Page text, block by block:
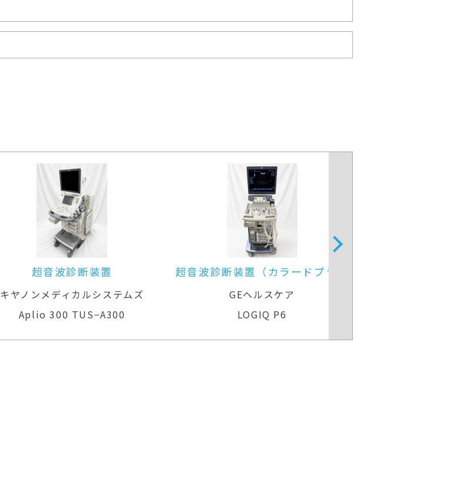
超音波診断装置
キヤノンメディカルシステムズ
Aplio 300 TUS−A300
超音波診断装置（カラードプラ）
GEヘルスケア
LOGIQ P6